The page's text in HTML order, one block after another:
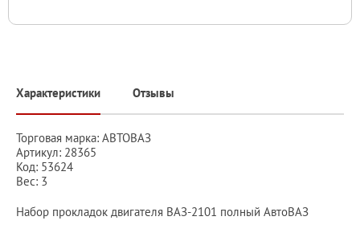
Характеристики Отзывы
Торговая марка: АВТОВАЗ
Артикул: 28365
Код: 53624
Вес: 3
Набор прокладок двигателя ВАЗ-2101 полный АвтоВАЗ